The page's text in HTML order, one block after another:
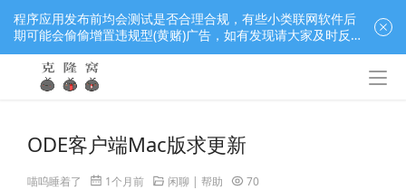
ODE客户端Mac版求更新
喵呜睡着了 1个月前 闲聊 | 帮助 70
程序应用发布前均会测试是否合理合规，有些小类联网软件后
期可能会偷偷增置违规型(黄赌)广告，如有发现请大家及时反
馈窝长进行处理，共同监督维护良好的程序应用下载社区！